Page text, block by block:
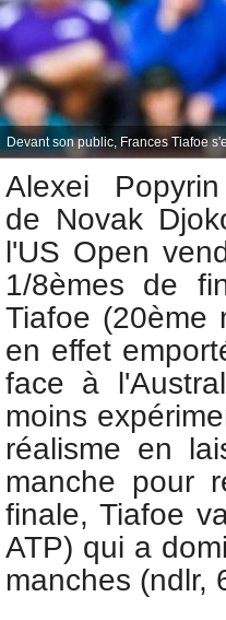
Devant son public, Frances Tiafoe
Alexei
de Novak
l'US Open
1/8èmes de
Tiafoe (20ème
en effet
face à
moins
réalisme en
manche pour
finale, Tiafoe
ATP) qui a
manches (ndlr,